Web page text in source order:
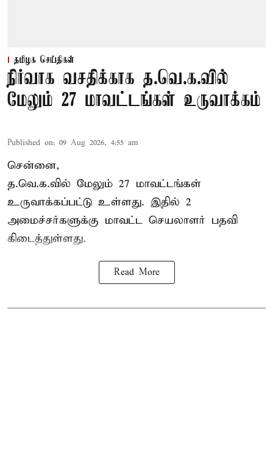
தமிழக செய்திகள்
நிர்வாக வசதிக்காக த.வெ.க.வில்
மேலும் 27 மாவட்டங்கள் உருவாக்கம்
Published on: 09 Aug 2026, 4:55 am
சென்னை,
த.வெ.க.வில் மேலும் 27 மாவட்டங்கள்
உருவாக்கப்பட்டு உள்ளது. இதில் 2
அமைச்சர்களுக்கு மாவட்ட செயலாளர் பதவி
கிடைத்துள்ளது.
Read More